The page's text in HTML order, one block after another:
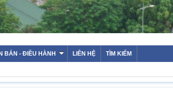
BẢN - ĐIỀU HÀNH LIÊN HỆ TÌM KIẾM